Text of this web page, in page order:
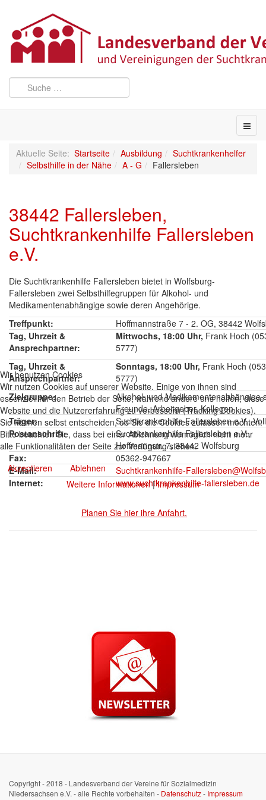
Aktuelle Seite: Startseite Ausbildung
Suchtkrankenhelfer
Selbsthilfe in der Nähe
A - G Fallersleben
38442 Fallersleben,
Suchtkrankenhilfe Fallersleben
e.V.
Die Suchtkrankenhilfe Fallersleben bietet in Wolfsburg-
Fallersleben zwei Selbsthilfegruppen für Alkohol- und
Medikamentenabhängige sowie deren Angehörige.
Treffpunkt:
Hoffmannstraße 7 - 2. OG, 38442
Tag, Uhrzeit &
Ansprechpartner:
Mittwochs, 18:00 Uhr, Frank Hoch
5777)
Tag, Uhrzeit &
Ansprechpartner:
Sonntags, 18:00 Uhr, Frank Hoch
5777)
Zielgruppe:
Alkohol- und Medikamentenabhängige
Freunde, Arbeitgeber, Kollegen
Träger:
Suchtkrankenhilfe Fallersleben e.V.,
Postanschrift:
Suchtkrankenhilfe Fallersleben e.V.,
Hoffmannstr. 7, 38442 Wolfsburg
Fax:
05362-947667
E-Mail:
Suchtkrankenhilfe-
Internet:
www.suchtkrankenhilfe-fallersleben.de
Planen Sie hier ihre Anfahrt.
Copyright - 2018 - Landesverband der Vereine für Sozialmedizin
Niedersachsen e.V. - alle Rechte vorbehalten - Datenschutz- Impressum
Wir benutzen Cookies
Wir nutzen Cookies auf unserer Website. Einige von ihnen sind
essenziell für den Betrieb der Seite, während andere uns helfen, diese
Website und die Nutzererfahrung zu verbessern (Tracking Cookies).
Sie können selbst entscheiden, ob Sie die Cookies zulassen möchten.
Bitte beachten Sie, dass bei einer Ablehnung womöglich nicht mehr
alle Funktionalitäten der Seite zur Verfügung stehen.
Akzeptieren
Ablehnen
Weitere Informationen|Impressum